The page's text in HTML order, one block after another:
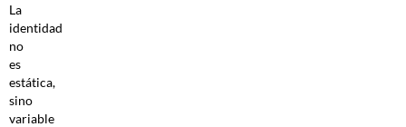
La
identidad
no
es
estática,
sino
variable